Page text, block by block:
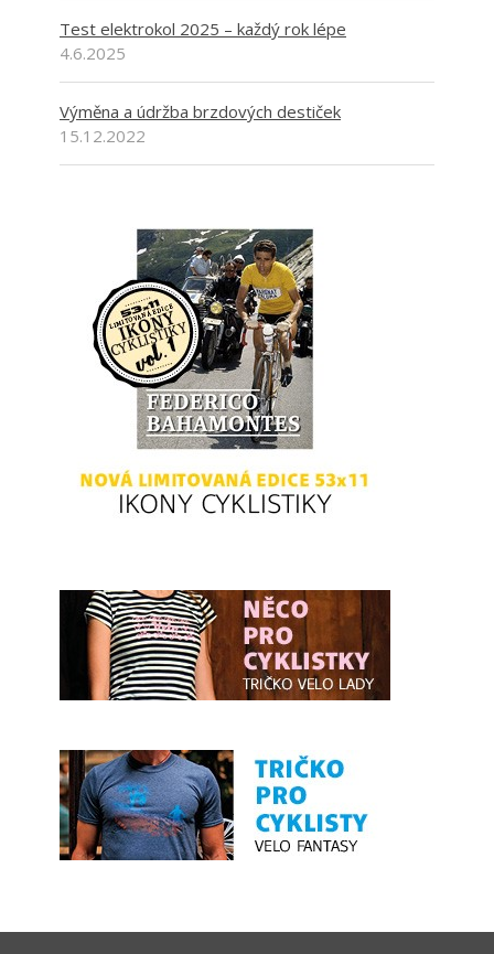
Test elektrokol 2025 – každý rok lépe
4.6.2025
Výměna a údržba brzdových destiček
15.12.2022